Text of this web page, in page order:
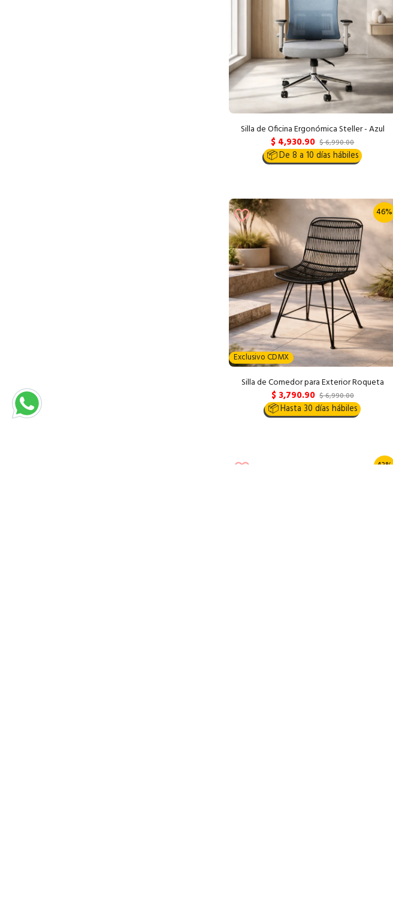
Silla de Oficina Ergonómica Steller - Azul
$ 4,930.90 $ 6,990.00
📦De 8 a 10 días hábiles
Exclusivo CDMX
46%
Silla de Comedor para Exterior Roqueta
$ 3,790.90 $ 6,990.00
📦Hasta 30 días hábiles
43%